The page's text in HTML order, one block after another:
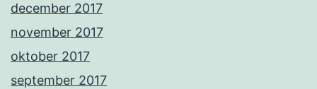
december 2017
november 2017
oktober 2017
september 2017